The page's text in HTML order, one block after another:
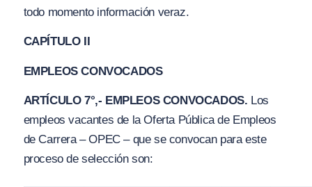
todo momento información veraz.
CAPÍTULO II
EMPLEOS CONVOCADOS
ARTÍCULO 7°,- EMPLEOS CONVOCADOS. Los
empleos vacantes de la Oferta Pública de Empleos
de Carrera – OPEC – que se convocan para este
proceso de selección son: